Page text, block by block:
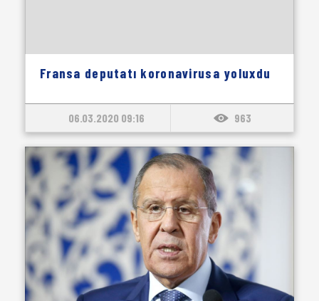
Fransa deputatı koronavirusa yoluxdu
06.03.2020 09:16 963